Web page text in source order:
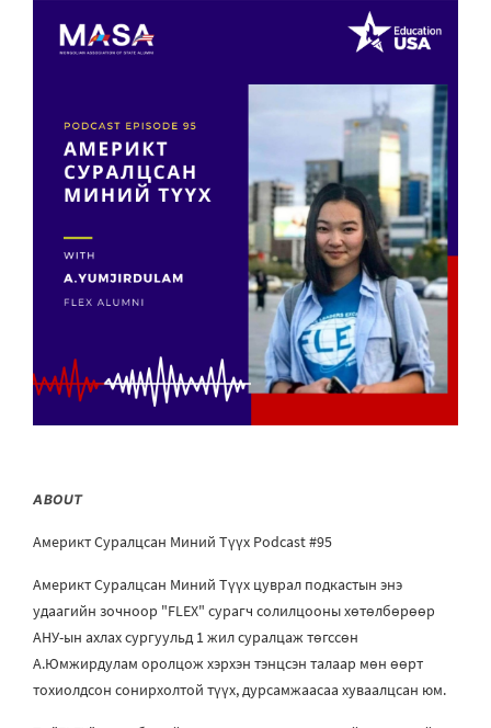
ABOUT
Америкт Суралцсан Миний Түүх Podcast #95
Америкт Суралцсан Миний Түүх цуврал подкастын энэ
удаагийн зочноор "FLEX" сурагч солилцооны хөтөлбөрөөр
АНУ-ын ахлах сургуульд 1 жил суралцаж төгссөн
А.Юмжирдулам оролцож хэрхэн тэнцсэн талаар мөн өөрт
тохиолдсон сонирхолтой түүх, дурсамжаасаа хуваалцсан юм.